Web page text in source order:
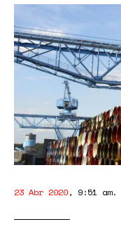
0*H-
7WG_UnKkFX-
MQx.jpg
23 Abr 2020, 9:51 am.